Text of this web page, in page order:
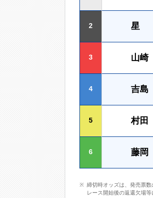
2 星
3 山
4 吉
5 村
6 藤
締切時オッズは、発売票数
レース開始後の返還欠場等